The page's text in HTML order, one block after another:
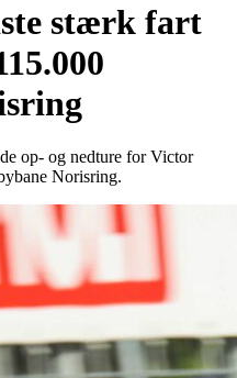
stærk fart
op- og nedture for Victor
Norisring.